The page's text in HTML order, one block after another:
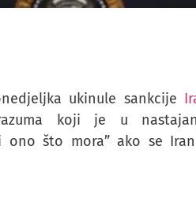
ukinule sankcije
koji je u
ono što mora” ako se